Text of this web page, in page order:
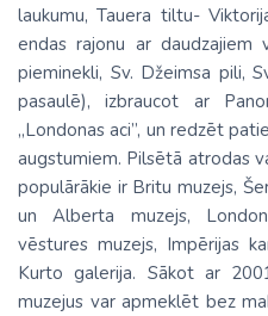
laukumu, Tauera tiltu-
endas rajonu ar daudzajiem
pieminekli, Sv. Džeimsa pili,
pasaulē), izbraucot ar
„Londonas aci”, un redzēt
augstumiem. Pilsētā atrodas
populārākie ir Britu muzejs,
un Alberta muzejs,
vēstures muzejs, Impērijas
Kurto galerija. Sākot ar
muzejus var apmeklēt bez